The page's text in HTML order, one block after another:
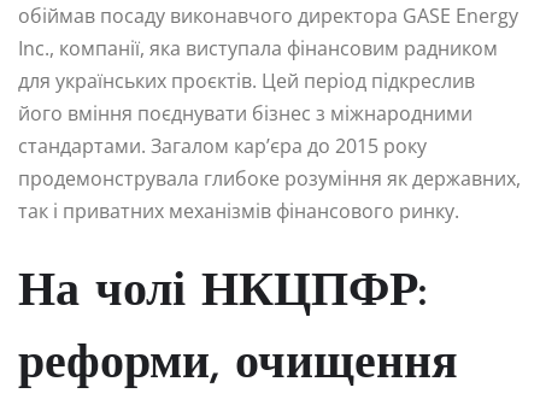
обіймав посаду виконавчого директора GASE Energy
Inc., компанії, яка виступала фінансовим радником
для українських проєктів. Цей період підкреслив
його вміння поєднувати бізнес з міжнародними
стандартами. Загалом кар’єра до 2015 року
продемонструвала глибоке розуміння як державних,
так і приватних механізмів фінансового ринку.
На чолі НКЦПФР:
реформи, очищення